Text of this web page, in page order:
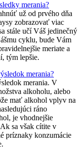
merania?
už od prvého dňa
zobrazovať viac
stále učí Váš jedinečný
cyklu, bude Vám
meriate a
tým lepšie.
merania?
merania. V
alkoholu, alebo
mať alkohol vplyv na
ráno
je vhodnejšie
sa však cítite v
príznaky konzumácie